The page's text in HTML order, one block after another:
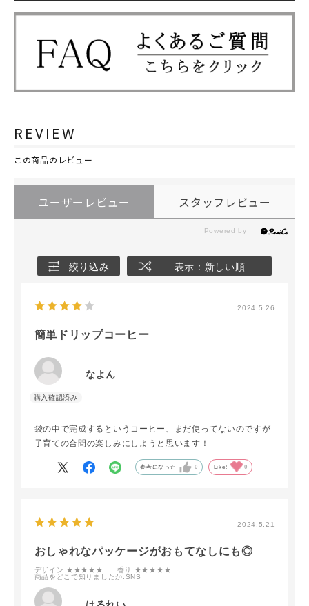
REVIEW
この商品のレビュー
ユーザーレビュー スタッフレビュー
絞り込み 表示：新しい順
2024.5.26
簡単ドリップコーヒー
なよん
袋の中で完成するというコーヒー、まだ使ってないのですが
子育ての合間の楽しみにしようと思います！
参考になった 0 Like! 0
2024.5.21
おしゃれなパッケージがおもてなしにも◎
デザイン:★★★★★ 香り :★★★★★
商品をどこで知りましたか:SNS